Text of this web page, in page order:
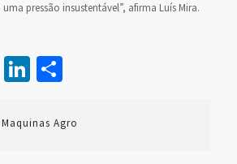
pressão insustentável”, afirma Luís Mira.
LinkedIn
Share
Maquinas Agro